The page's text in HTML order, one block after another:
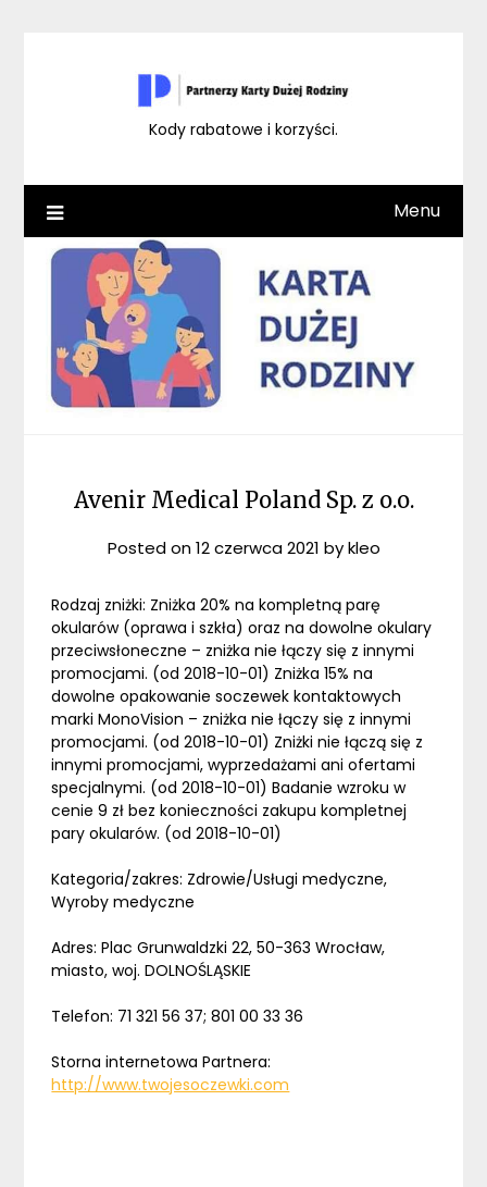
Kody rabatowe i korzyści.
Menu
Avenir Medical Poland Sp. z o.o.
Posted on12 czerwca 2021 bykleo
Rodzaj zniżki: Zniżka 20% na kompletną parę
okularów (oprawa i szkła) oraz na dowolne okulary
przeciwsłoneczne – zniżka nie łączy się z innymi
promocjami. (od 2018-10-01) Zniżka 15% na
dowolne opakowanie soczewek kontaktowych
marki MonoVision – zniżka nie łączy się z innymi
promocjami. (od 2018-10-01) Zniżki nie łączą się z
innymi promocjami, wyprzedażami ani ofertami
specjalnymi. (od 2018-10-01) Badanie wzroku w
cenie 9 zł bez konieczności zakupu kompletnej
pary okularów. (od 2018-10-01)
Kategoria/zakres: Zdrowie/Usługi medyczne,
Wyroby medyczne
Adres: Plac Grunwaldzki 22, 50-363 Wrocław,
miasto, woj. DOLNOŚLĄSKIE
Telefon: 71 321 56 37; 801 00 33 36
Storna internetowa Partnera:
http://www.twojesoczewki.com